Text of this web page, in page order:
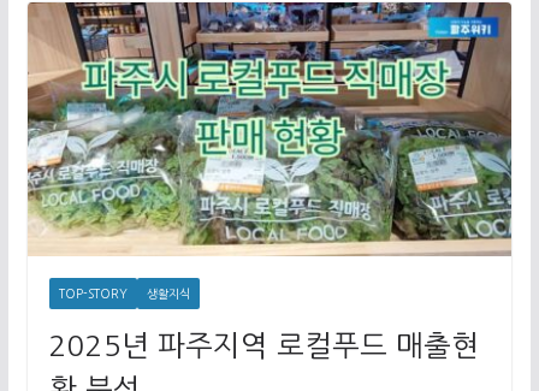
TOP-STORY 생활지식
2025년 파주지역 로컬푸드 매출현